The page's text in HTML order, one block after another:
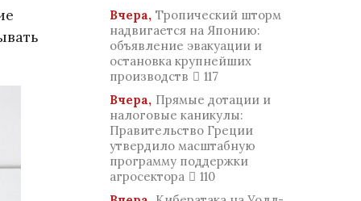
Вчера, Тропический шторм
надвигается на Японию:
объявление эвакуации и
остановка крупнейших
производств
117
Вчера, Прямые дотации и
налоговые каникулы:
Правительство Греции
утвердило масштабную
программу поддержки
агросектора
110